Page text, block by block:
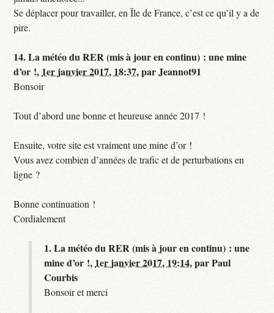
Se déplacer pour travailler, en Île de France, c’est ce qu’il y a de
pire.
14.La météo du RER (mis à jour en continu) : une mine
d’or !, 1er janvier 2017, 18:37,parJeannot91
Bonsoir
Tout d’abord une bonne et heureuse année 2017 !
Ensuite, votre site est vraiment une mine d’or !
Vous avez combien d’années de trafic et de perturbations en
ligne ?
Bonne continuation !
Cordialement
1.La météo du RER (mis à jour en continu) : une
mine d’or !, 1er janvier 2017, 19:14,parPaul
Courbis
Bonsoir et merci